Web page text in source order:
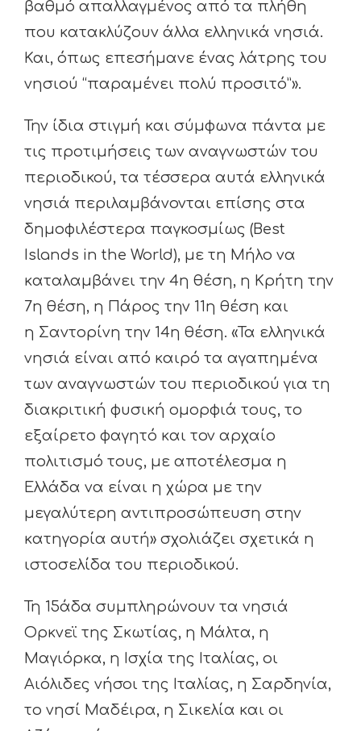
βαθμό απαλλαγμένος από τα πλήθη
που κατακλύζουν άλλα ελληνικά νησιά.
Και, όπως επεσήμανε ένας λάτρης του
νησιού “παραμένει πολύ προσιτό”».
Την ίδια στιγμή και σύμφωνα πάντα με
τις προτιμήσεις των αναγνωστών του
περιοδικού, τα τέσσερα αυτά ελληνικά
νησιά περιλαμβάνονται επίσης στα
δημοφιλέστερα παγκοσμίως (Best
Islands in the World), με τη Μήλο να
καταλαμβάνει την 4η θέση, η Κρήτη την
7η θέση, η Πάρος την 11η θέση και
η Σαντορίνη την 14η θέση. «Τα ελληνικά
νησιά είναι από καιρό τα αγαπημένα
των αναγνωστών του περιοδικού για τη
διακριτική φυσική ομορφιά τους, το
εξαίρετο φαγητό και τον αρχαίο
πολιτισμό τους, με αποτέλεσμα η
Ελλάδα να είναι η χώρα με την
μεγαλύτερη αντιπροσώπευση στην
κατηγορία αυτή» σχολιάζει σχετικά η
ιστοσελίδα του περιοδικού.
Τη 15άδα συμπληρώνουν τα νησιά
Ορκνεϊ της Σκωτίας, η Μάλτα, η
Μαγιόρκα, η Ισχία της Ιταλίας, οι
Αιόλιδες νήσοι της Ιταλίας, η Σαρδηνία,
το νησί Μαδέιρα, η Σικελία και οι